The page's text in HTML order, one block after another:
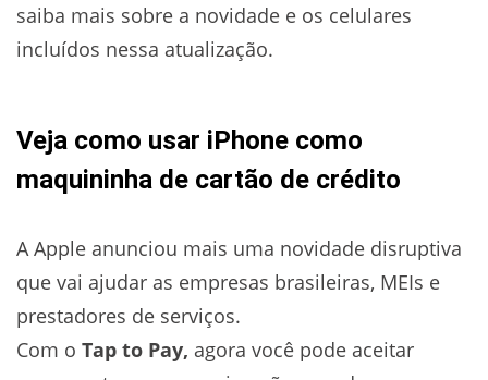
saiba mais sobre a novidade e os celulares
incluídos nessa atualização.
Veja como usar iPhone como
maquininha de cartão de crédito
A Apple anunciou mais uma novidade disruptiva
que vai ajudar as empresas brasileiras, MEIs e
prestadores de serviços.
Com o Tap to Pay, agora você pode aceitar